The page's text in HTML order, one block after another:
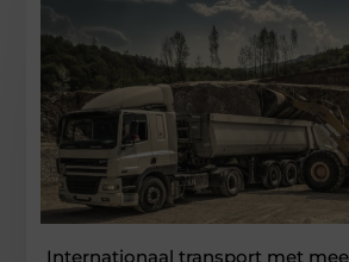
Internationaal transport met